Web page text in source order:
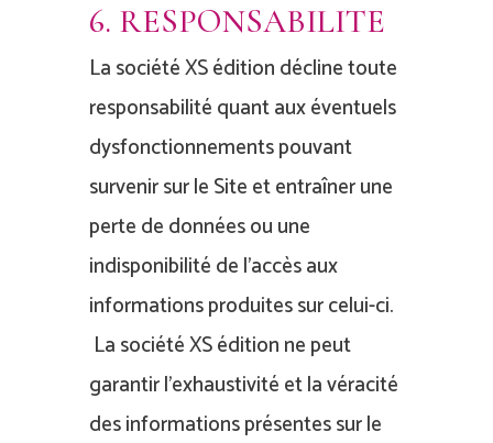
6. RESPONSABILITE
La société XS édition décline toute
responsabilité quant aux éventuels
dysfonctionnements pouvant
survenir sur le Site et entraîner une
perte de données ou une
indisponibilité de l’accès aux
informations produites sur celui-ci.
La société XS édition ne peut
garantir l’exhaustivité et la véracité
des informations présentes sur le